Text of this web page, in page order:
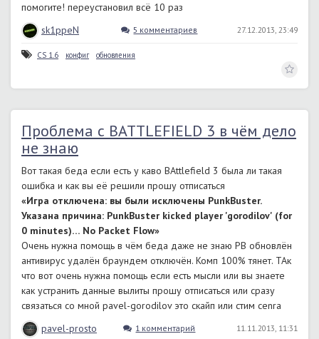
помогите! переустановил всё 10 раз
sk1ppeN
5 комментариев 27.12.2013, 23:49
СS 1.6 конфиг обновления
Проблема с BATTLEFIELD 3 в чём дело
не знаю
Вот такая беда если есть у каво BAttlefield 3 была ли такая
ошибка и как вы её решили прошу отписаться
«Игра отключена: вы были исключены PunkBuster.
Указана причина: PunkBuster kicked player 'gorodilov' (for
0 minutes)… No Packet Flow»
Очень нужна помощь в чём беда даже не знаю PB обновлён
антивирус удалён браундем отключён. Комп 100% тянет. ТАк
что вот очень нужна помощь если есть мысли или вы знаете
как устранить данные вылиты прошу отписаться или сразу
связаться со мной pavel-gorodilov это скайп или стим cenra
pavel-prosto
1 комментарий 11.11.2013, 11:31